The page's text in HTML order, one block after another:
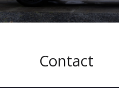
Contact